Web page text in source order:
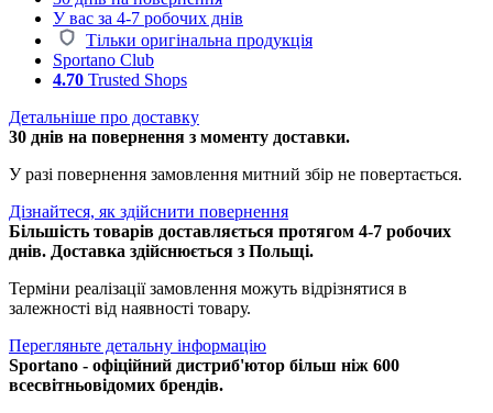
У вас за 4-7 робочих днів
Тільки оригінальна продукція
Sportano Club
4.70 Trusted Shops
Детальніше про доставку
30 днів на повернення з моменту доставки.
У разі повернення замовлення митний збір не повертається.
Дізнайтеся, як здійснити повернення
Більшість товарів доставляється протягом 4-7 робочих
днів. Доставка здійснюється з Польщі.
Терміни реалізації замовлення можуть відрізнятися в
залежності від наявності товару.
Перегляньте детальну інформацію
Sportano - офіційний дистриб'ютор більш ніж 600
всесвітньовідомих брендів.